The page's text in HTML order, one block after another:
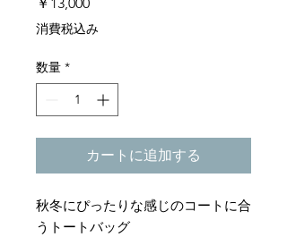
格
消費税込み
数量 *
カートに追加する
秋冬にぴったりな感じのコートに合
うトートバッグ